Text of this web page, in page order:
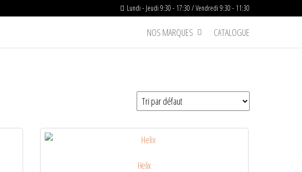
Lundi - Jeudi 9:30 - 17:30 / Vendredi 9:30 - 11:30
NOS MARQUES CATALOGUE
Helix